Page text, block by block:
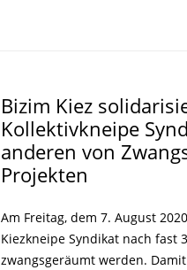
Bizim Kiez
Kollektivkneipe
anderen von
Projekten
Am Freitag, dem 7. August
Kiezkneipe Syndikat nach fast
zwangsgeräumt werden.